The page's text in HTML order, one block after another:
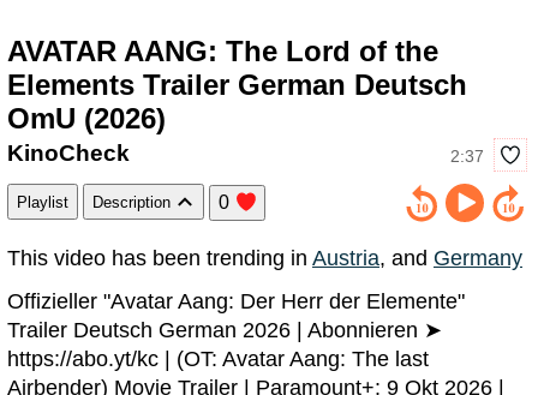
AVATAR AANG: The Lord of the
Elements Trailer German Deutsch
OmU (2026)
2:37
KinoCheck
Playlist Description 0
This video has been trending in Austria, and Germany
Offizieller "Avatar Aang: Der Herr der Elemente"
Trailer Deutsch German 2026 | Abonnieren ➤
https://abo.yt/kc | (OT: Avatar Aang: The last
Airbender) Movie Trailer | Paramount+: 9 Okt 2026 |